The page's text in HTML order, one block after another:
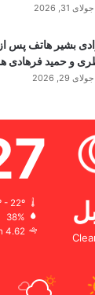
جولای 31, 2026
بشیر هاتف
و حمید فرهادی
جولای 29, 2026
27º - 22º
38%
4.62 km/h